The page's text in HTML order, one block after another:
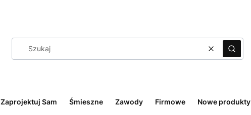
WyczyśćSzukaj
Zaprojektuj Sam Śmieszne Zawody Firmowe Nowe produkty